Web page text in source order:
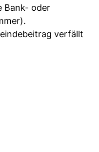
Bank- oder
verfällt